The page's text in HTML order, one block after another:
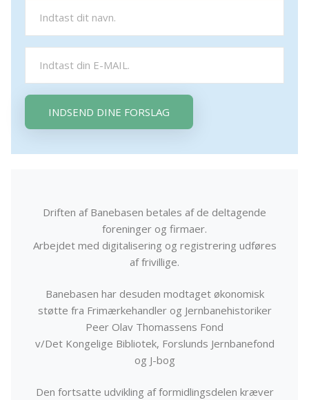
INDSEND DINE FORSLAG
Driften af Banebasen betales af de deltagende
foreninger og firmaer.
Arbejdet med digitalisering og registrering udføres
af frivillige.
Banebasen har desuden modtaget økonomisk
støtte fra Frimærkehandler og Jernbanehistoriker
Peer Olav Thomassens Fond
v/Det Kongelige Bibliotek, Forslunds Jernbanefond
og J-bog
Den fortsatte udvikling af formidlingsdelen kræver